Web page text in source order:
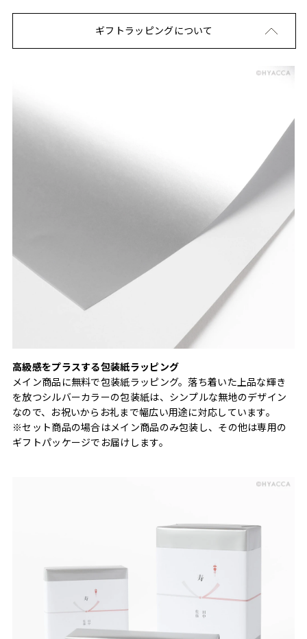
ギフトラッピングについて
高級感をプラスする包装紙ラッピング
メイン商品に無料で包装紙ラッピング。落ち着いた上品な輝き
を放つシルバーカラーの包装紙は、シンプルな無地のデザイン
なので、お祝いからお礼まで幅広い用途に対応しています。
※セット商品の場合はメイン商品のみ包装し、その他は専用の
ギフトパッケージでお届けします。